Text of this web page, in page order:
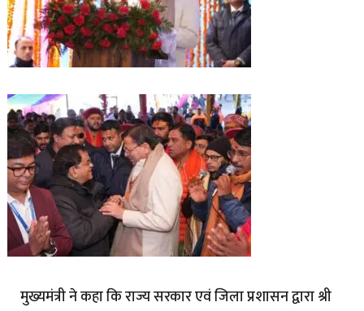
मुख्यमंत्री ने कहा कि राज्य सरकार एवं जिला प्रशासन द्वारा श्री